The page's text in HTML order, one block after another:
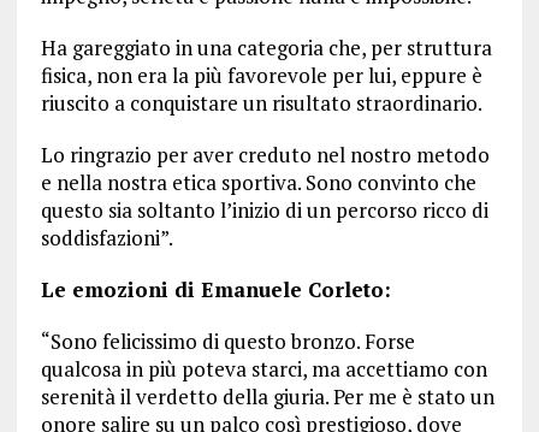
Ha gareggiato in una categoria che, per struttura
fisica, non era la più favorevole per lui, eppure è
riuscito a conquistare un risultato straordinario.
Lo ringrazio per aver creduto nel nostro metodo
e nella nostra etica sportiva. Sono convinto che
questo sia soltanto l’inizio di un percorso ricco di
soddisfazioni”.
Le emozioni di Emanuele Corleto:
“Sono felicissimo di questo bronzo. Forse
qualcosa in più poteva starci, ma accettiamo con
serenità il verdetto della giuria. Per me è stato un
onore salire su un palco così prestigioso, dove